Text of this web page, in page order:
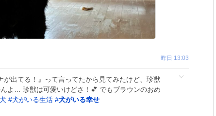
昨日 13:03
が出てる！』って言ってたから見てみたけど、珍獣
よ… 珍獣は可愛いけどさ！💕 でもブラウンのおめ
#犬がいる生活 #犬がいる幸せ